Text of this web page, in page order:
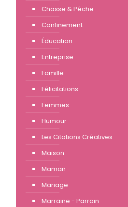
Chasse & Pêche
Confinement
Éducation
Entreprise
Famille
Félicitations
Femmes
Humour
Les Citations Créatives
Maison
Maman
Mariage
Marraine - Parrain